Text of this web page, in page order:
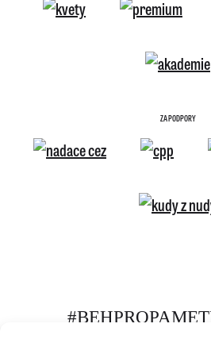
ZA PODPORY